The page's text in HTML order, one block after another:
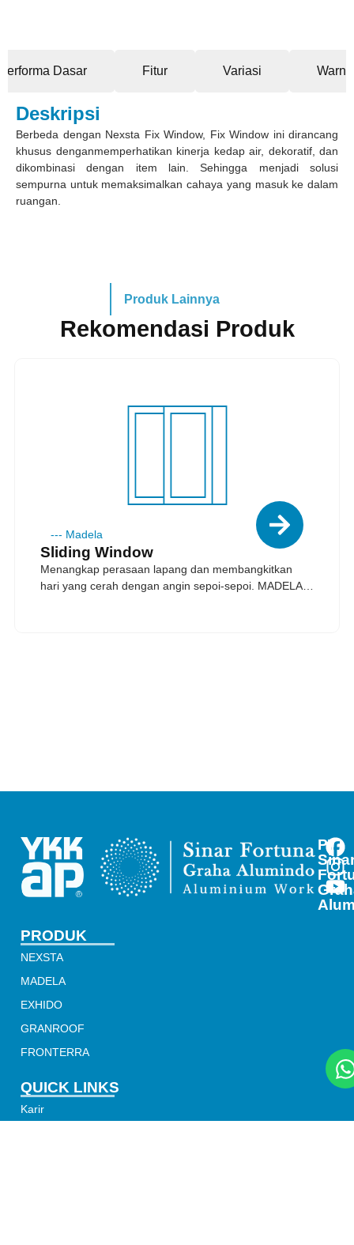
Dasar Fitur Variasi Warna
Deskripsi
Berbeda dengan Nexsta Fix Window, Fix Window ini dirancang
khusus denganmemperhatikan kinerja kedap air, dekoratif, dan
dikombinasi dengan item lain. Sehingga menjadi solusi
sempurna untuk memaksimalkan cahaya yang masuk ke dalam
ruangan.
Produk Lainnya
Rekomendasi Produk
--- Madela
Sliding Window
Menangkap perasaan lapang dan membangkitkan
hari yang cerah dengan angin sepoi-sepoi. MADELA
PT
PRODUK
NEXSTA
MADELA
EXHIDO
GRANROOF
FRONTERRA
QUICK LINKS
Karir